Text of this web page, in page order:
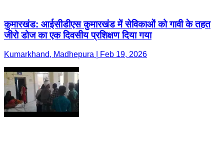
कुमारखंड: आईसीडीएस कुमारखंड में सेविकाओं को गावी के तहत
जीरो डोज का एक दिवसीय प्रशिक्षण दिया गया
Kumarkhand, Madhepura | Feb 19, 2026